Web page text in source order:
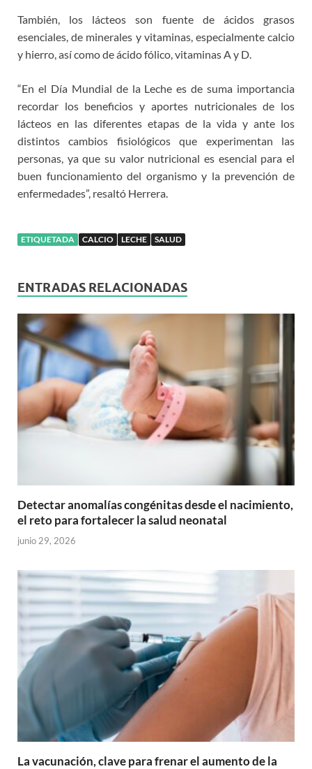
También, los lácteos son fuente de ácidos grasos
esenciales, de minerales y vitaminas, especialmente calcio
y hierro, así como de ácido fólico, vitaminas A y D.
“En el Día Mundial de la Leche es de suma importancia
recordar los beneficios y aportes nutricionales de los
lácteos en las diferentes etapas de la vida y ante los
distintos cambios fisiológicos que experimentan las
personas, ya que su valor nutricional es esencial para el
buen funcionamiento del organismo y la prevención de
enfermedades”, resaltó Herrera.
ETIQUETADA CALCIO LECHE SALUD
ENTRADAS RELACIONADAS
Detectar anomalías congénitas desde el nacimiento,
el reto para fortalecer la salud neonatal
junio 29, 2026
La vacunación, clave para frenar el aumento de la